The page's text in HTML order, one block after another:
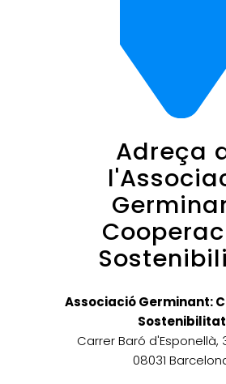
Adreça
Associació Germinant:
Sostenibilitat
Carrer Baró d'Esponellà,
08031